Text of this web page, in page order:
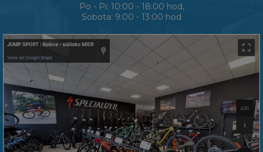
Po - Pi: 10:00 - 18:00 hod,
Sobota: 9:00 - 13:00 hod